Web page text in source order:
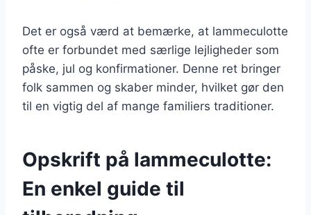
Det er også værd at bemærke, at lammeculotte
ofte er forbundet med særlige lejligheder som
påske, jul og konfirmationer. Denne ret bringer
folk sammen og skaber minder, hvilket gør den
til en vigtig del af mange familiers traditioner.
Opskrift på lammeculotte:
En enkel guide til